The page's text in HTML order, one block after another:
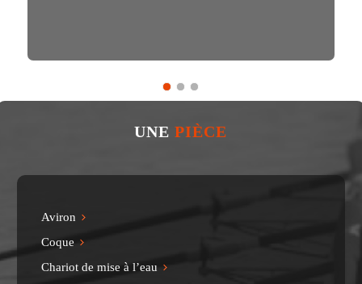
UNEPIÈCE
Aviron
Coque
Chariot de mise à l’eau